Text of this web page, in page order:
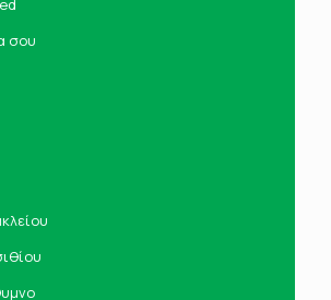
σου